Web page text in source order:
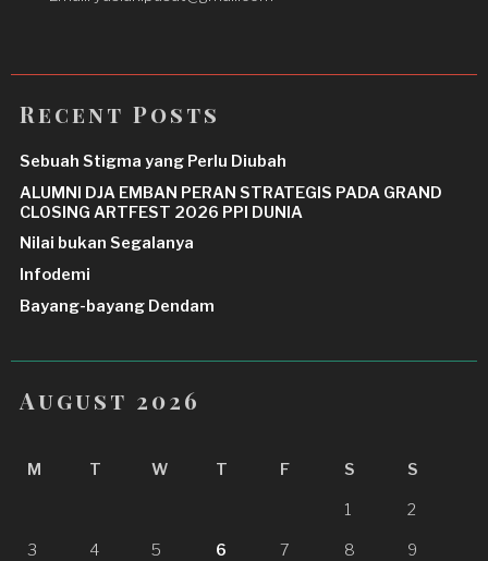
Recent Posts
Sebuah Stigma yang Perlu Diubah
ALUMNI DJA EMBAN PERAN STRATEGIS PADA GRAND
CLOSING ARTFEST 2026 PPI DUNIA
Nilai bukan Segalanya
Infodemi
Bayang-bayang Dendam
August 2026
M T W T F S S
1 2
3 4 5 6 7 8 9